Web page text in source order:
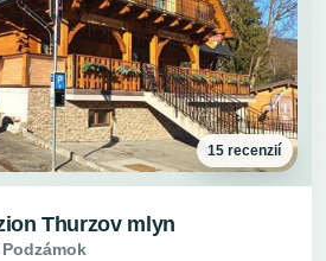
15 recenzií
Thurzov mlyn